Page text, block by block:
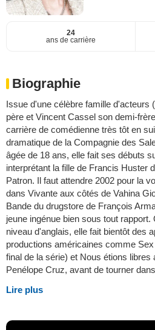
24
ans de carrière
Biographie
Issue d'une célèbre famille d'acteurs
père et Vincent Cassel son demi-
carrière de comédienne très tôt en
dramatique de la Compagnie des
âgée de 18 ans, elle fait ses débuts
interprétant la fille de Francis Huster
Patron. Il faut attendre 2002 pour la
dans Vivante aux côtés de Vahina
Bande du drugstore de François
jeune ingénue bien sous tout
niveau d'anglais, elle fait bientôt des
productions américaines comme
final de la série) et Nous étions
Penélope Cruz, avant de tourner
Lire plus